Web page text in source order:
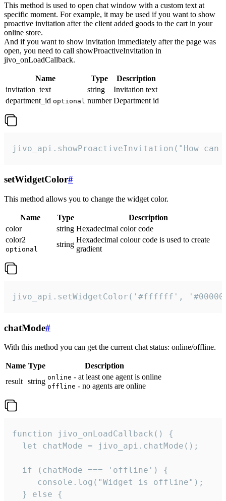
This method is used to open chat window with a custom text at
specific moment. For example, it may be used if you want to show
proactive invitation after the client added goods to the cart in your
online store.
And if you want to show invitation immediately after the page was
open, you need to call showProactiveInvitation in
jivo_onLoadCallback.
Name Type
Description
invitation_text
string
Invitation text
department_id optional number Department id
jivo_api.showProactiveInvitation("How
setWidgetColor#
This method allows you to change the widget color.
Name Type
Description
color
string Hexadecimal color code
color2
optional
string
Hexadecimal colour code is used to create
gradient
jivo_api.setWidgetColor('#ffffff',
chatMode#
With this method you can get the current chat status: online/offline.
Name Type
Description
result string online - at least one agent is online
offline - no agents are online
function jivo_onLoadCallback() {
  let chatMode = jivo_api.chatMode();
  if (chatMode === 'offline') {
     console.log("Widget is offline");
  } else {